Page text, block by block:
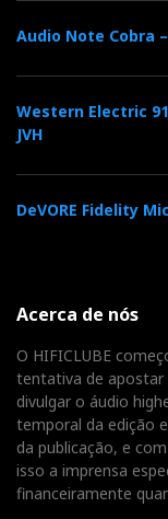
Audio Note Cobra
Western Electric
JVH
DeVORE Fidelity
Acerca de nós
O HIFICLUBE
tentativa de apostar
divulgar o áudio
temporal da edição
da publicação, e
isso a imprensa
financeiramente